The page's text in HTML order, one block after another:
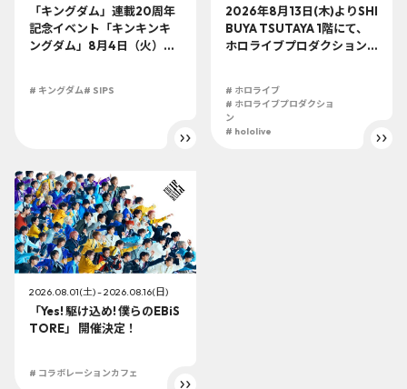
「キングダム」連載20周年
記念イベント「キンキンキ
ングダム」8月4日（火）よ
# キングダム# SIPS
2026年8月13日(木)よりSHI
BUYA TSUTAYA 1階にて、
ホロライブプロダクション
# ホロライブ
# ホロライブプロダクショ
ン
# hololive
2026.08.01(土) - 2026.08.16(日)
「Yes! 駆け込め! 僕らのEBiS
TORE」 開催決定！
# コラボレーションカフェ